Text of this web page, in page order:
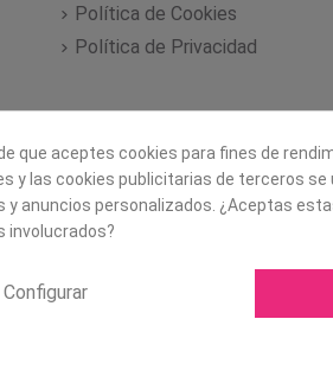
Política de Cookies
Política de Privacidad
que aceptes cookies para fines de
y las cookies publicitarias de terceros
y anuncios personalizados. ¿Aceptas
involucrados?
Configurar